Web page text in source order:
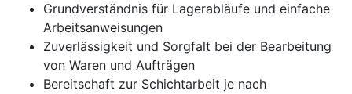
Grundverständnis für Lagerabläufe und einfache
Arbeitsanweisungen
Zuverlässigkeit und Sorgfalt bei der Bearbeitung
von Waren und Aufträgen
Bereitschaft zur Schichtarbeit je nach